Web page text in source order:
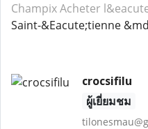
ChampixAcheter
Saint-&Eacute;tienne
crocsifilu
ผู้เยี่ยมชม